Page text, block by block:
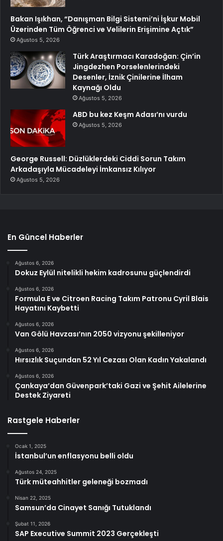
Bakan Işıkhan, “Danışman Bilgi Sistemi’ni İşkur Mobil
Üzerinden Tüm Öğrenci ve Velilerin Erişimine Açtık”
Ağustos 5, 2026
Türk Araştırmacı Karadoğan: Çin’in
Jingdezhen Porselenlerindeki
Desenler, İznik Çinilerine İlham
Kaynağı Oldu
Ağustos 5, 2026
ABD bu kez Keşm Adası’nı vurdu
Ağustos 5, 2026
George Russell: Düzlüklerdeki Ciddi Sorun Takım
Arkadaşıyla Mücadeleyi İmkansız Kılıyor
Ağustos 5, 2026
En Güncel Haberler
Ağustos 6, 2026
Dokuz Eylül nitelikli hekim kadrosunu güçlendirdi
Ağustos 6, 2026
Formula E ve Citroen Racing Takım Patronu Cyril Blais
Hayatını Kaybetti
Ağustos 6, 2026
Van Gölü Havzası’nın 2050 vizyonu şekilleniyor
Ağustos 6, 2026
Hırsızlık Suçundan 52 Yıl Cezası Olan Kadın Yakalandı
Ağustos 6, 2026
Çankaya’dan Güvenpark’taki Gazi ve Şehit Ailelerine
Destek Ziyareti
Rastgele Haberler
Ocak 1, 2025
İstanbul’un enflasyonu belli oldu
Ağustos 24, 2025
Türk müteahhitler geleneği bozmadı
Nisan 22, 2025
Samsun’da Cinayet Sanığı Tutuklandı
Şubat 11, 2026
SAP Executive Summit 2023 Gerçekleşti